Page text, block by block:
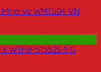
WMT504-VN